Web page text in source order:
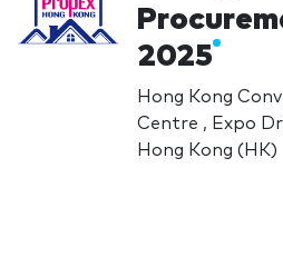
2025
Hong Kong
Centre , Expo
Hong Kong (HK)